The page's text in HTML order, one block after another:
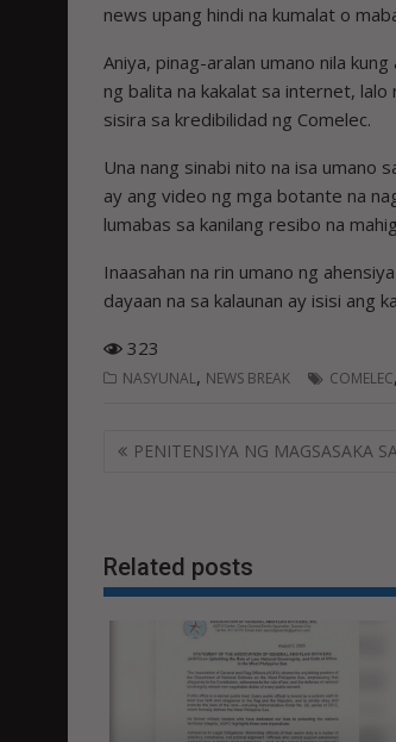
news upang hindi na kumalat o
Aniya, pinag-aralan umano nila
ng balita na kakalat sa internet,
sisira sa kredibilidad ng Comelec.
Una nang sinabi nito na isa umano
ay ang video ng mga botante na
lumabas sa kanilang resibo na
Inaasahan na rin umano ng
dayaan na sa kalaunan ay isisi ang
323
NASYUNAL, NEWS BREAK COMELEC,
Post
PENITENSIYA NG MAGSASAKA
Related posts